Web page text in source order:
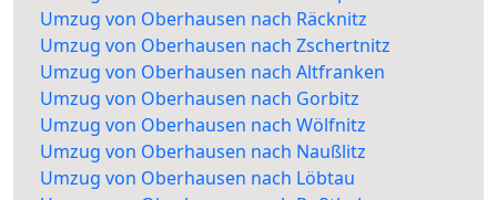
Umzug von Oberhausen nach Räcknitz
Umzug von Oberhausen nach Zschertnitz
Umzug von Oberhausen nach Altfranken
Umzug von Oberhausen nach Gorbitz
Umzug von Oberhausen nach Wölfnitz
Umzug von Oberhausen nach Naußlitz
Umzug von Oberhausen nach Löbtau